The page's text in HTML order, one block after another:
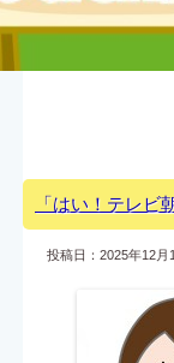
「はい！テレビ
投稿日：2025年12月